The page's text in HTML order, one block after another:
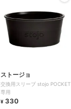
ストージョ
交換用スリーブ stojo POCKET
専用
¥ 330